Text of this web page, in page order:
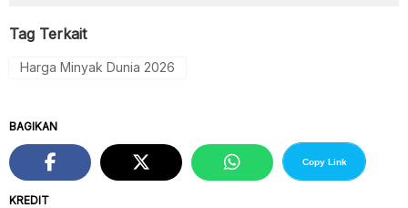
Tag Terkait
Harga Minyak Dunia 2026
KREDIT
BAGIKAN
Copy Link